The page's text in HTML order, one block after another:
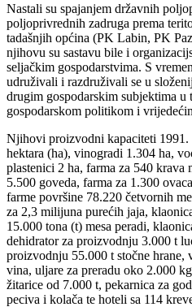
Nastali su spajanjem državnih
poljoprivrednih zadruga prema
tadašnjih općina (PK Labin, PK
njihovu su sastavu bile i
seljačkim gospodarstvima. S
udruživali i razdruživali se u
drugim gospodarskim subjektima
gospodarskom politikom i
Njihovi proizvodni kapaciteti 1991.
hektara (ha), vinogradi 1.304 ha,
plastenici 2 ha, farma za 540
5.500 goveda, farma za 1.300
farme površine 78.220 četvornih
za 2,3 milijuna purećih jaja,
15.000 tona (t) mesa peradi,
dehidrator za proizvodnju 3.000 t
proizvodnju 55.000 t stočne hrane,
vina, uljare za preradu oko 2.000
žitarice od 7.000 t, pekarnica za
peciva i kolača te hoteli sa 114